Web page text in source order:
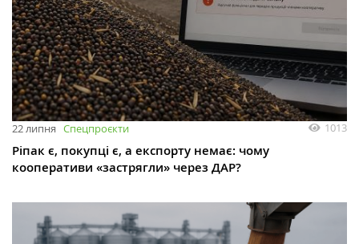
22 липня Спецпроєкти 1013
Ріпак є, покупці є, а експорту немає: чому
кооперативи «застрягли» через ДАР?